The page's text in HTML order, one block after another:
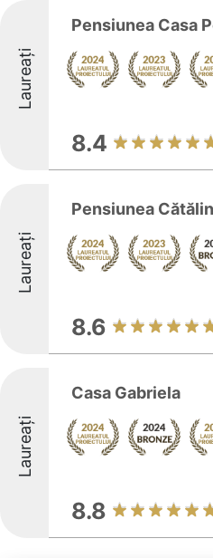
Laureați
Pensiunea Casa
8.4
Laureați
Pensiunea
8.6
Laureați
Casa Gabriela
8.8